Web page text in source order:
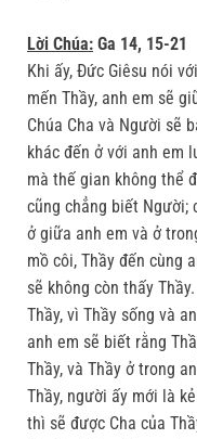
Lời Chúa: Ga 14, 15-21
Khi ấy, Ðức Giêsu nói
mến Thầy, anh em sẽ
Chúa Cha và Người sẽ
khác đến ở với anh em
mà thế gian không thể
cũng chẳng biết Người;
ở giữa anh em và ở
mồ côi, Thầy đến cùng
sẽ không còn thấy
Thầy, vì Thầy sống và
anh em sẽ biết rằng
Thầy, và Thầy ở trong
Thầy, người ấy mới là
thì sẽ được Cha của